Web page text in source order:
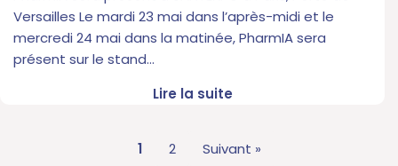
Versailles Le mardi 23 mai dans l’après-midi et le
mercredi 24 mai dans la matinée, PharmIA sera
présent sur le stand…
Lire la suite
1 2 Suivant »